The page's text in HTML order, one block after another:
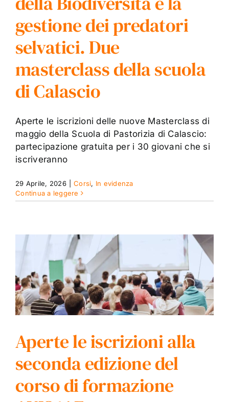
gestione dei predatori
selvatici. Due
masterclass della scuola
di Calascio
Aperte le iscrizioni delle nuove Masterclass di
maggio della Scuola di Pastorizia di Calascio:
partecipazione gratuita per i 30 giovani che si
iscriveranno
29 Aprile, 2026 Corsi, In evidenza
Continua a leggere
Aperte le iscrizioni alla
seconda edizione del
corso di formazione